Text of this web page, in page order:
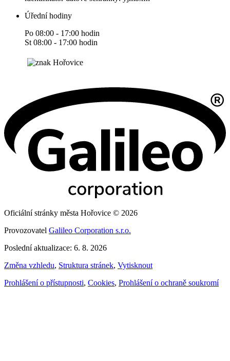
Úřední hodiny
Po 08:00 - 17:00 hodin
St 08:00 - 17:00 hodin
Oficiální stránky města Hořovice © 2026
Provozovatel Galileo Corporation s.r.o.
Poslední aktualizace: 6. 8. 2026
Změna vzhledu, Struktura stránek, Vytisknout
Prohlášení o přístupnosti, Cookies, Prohlášení o ochraně soukromí